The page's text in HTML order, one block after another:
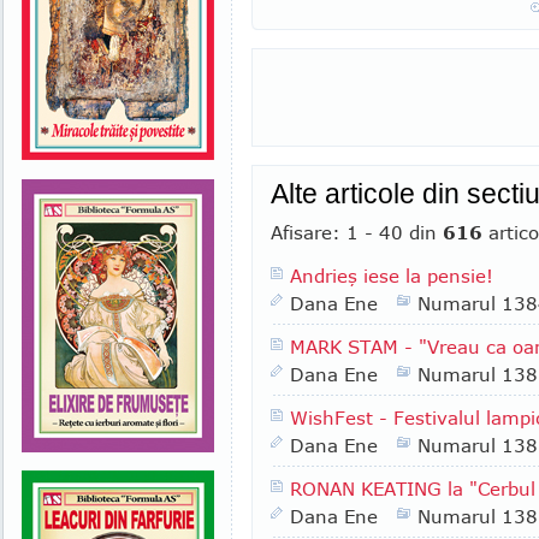
Alte articole din
Afisare: 1 - 40 din 616
Andrieş iese la pensie!
Dana Ene
Numarul
MARK STAM - "Vreau ca
Dana Ene
Numarul
WishFest - Festivalul
Dana Ene
Numarul
RONAN KEATING la
Dana Ene
Numarul